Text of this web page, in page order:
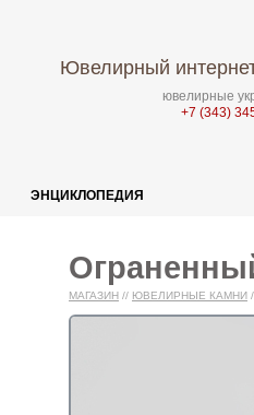
Ювелирный
ювелирные
+7 (343)
ЭНЦИКЛОПЕДИЯ
МАГАЗИН // ЮВЕЛИРНЫЕ КАМНИ